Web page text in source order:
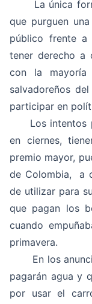
La única
que purguen
público frente a
tener derecho a
con la mayoría
salvadoreños
participar en
Los intentos
en ciernes,
premio mayor,
de Colombia, a
de utilizar para
que pagan los
cuando
primavera.
En los
pagarán agua y
por usar el